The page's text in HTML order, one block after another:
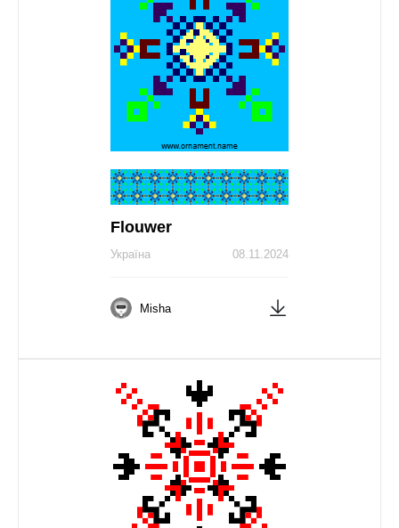
Flouwer
08.11.2024
Україна
Misha